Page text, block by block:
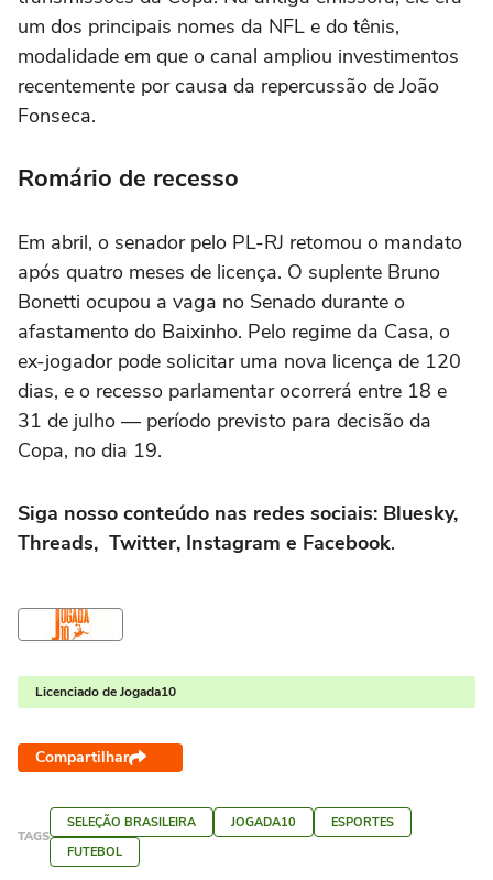
um dos principais nomes da NFL e do tênis,
modalidade em que o canal ampliou investimentos
recentemente por causa da repercussão de João
Fonseca.
Romário de recesso
Em abril, o senador pelo PL-RJ retomou o mandato
após quatro meses de licença. O suplente Bruno
Bonetti ocupou a vaga no Senado durante o
afastamento do Baixinho. Pelo regime da Casa, o
ex-jogador pode solicitar uma nova licença de 120
dias, e o recesso parlamentar ocorrerá entre 18 e
31 de julho — período previsto para decisão da
Copa, no dia 19.
Siga nosso conteúdo nas redes sociais: Bluesky,
Threads, Twitter, Instagram e Facebook.
Licenciado de Jogada10
Compartilhar
TAGS
SELEÇÃO BRASILEIRA JOGADA10
ESPORTES
FUTEBOL